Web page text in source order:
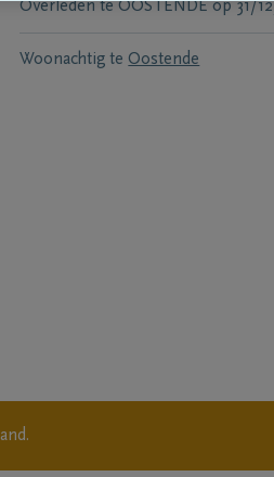
Overleden te OOSTENDE op 31/
Woonachtig te Oostende